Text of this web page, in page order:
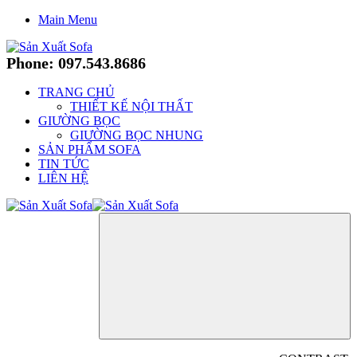
Main Menu
Phone: 097.543.8686
TRANG CHỦ
THIẾT KẾ NỘI THẤT
GIƯỜNG BỌC
GIƯỜNG BỌC NHUNG
SẢN PHẨM SOFA
TIN TỨC
LIÊN HỆ